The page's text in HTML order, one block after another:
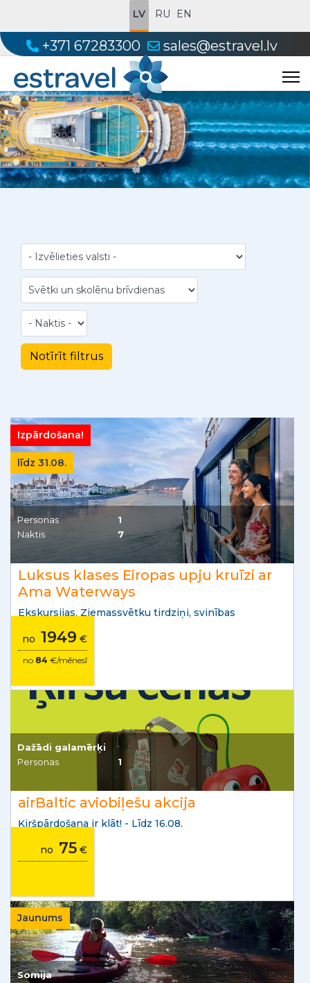
LV RU EN
+371 67283300 sales@estravel.lv
Izpārdošana!
līdz 31.08.
Personas
1
Naktis
7
Luksus klases Eiropas upju kruīzi ar
Ama Waterways
Ekskursijas, Ziemassvētku tirdziņi, svinības
no 1949 €
no 84 €/mēnesī
Dažādi galamērķi
Personas
1
airBaltic aviobiļešu akcija
Ķiršpārdošana ir klāt! - Līdz 16.08.
no 75 €
Jaunums
Somija